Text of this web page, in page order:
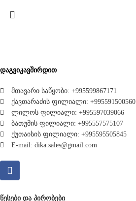
დაგვიკავშირდით
მთავარი საწყობი: +995599867171
ქავთარაძის ფილიალი: +995591500560
ლილოს ფილიალი: +995597039066
ბათუმის ფილიალი: +995557575107
ქუთაისის ფილიალი: +995595505845
E-mail: dika.sales@gmail.com
ᲬᲔᲡᲔᲑᲘ ᲓᲐ ᲞᲘᲠᲝᲑᲔᲑᲘ